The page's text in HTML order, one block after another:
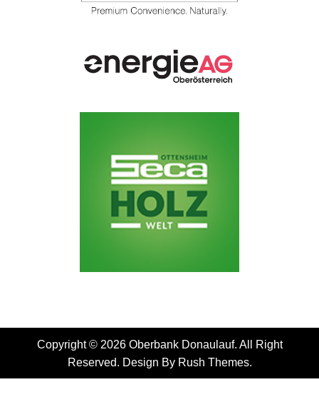
Copyright © 2026 Oberbank Donaulauf. All Right
Reserved. Design By Rush Themes.